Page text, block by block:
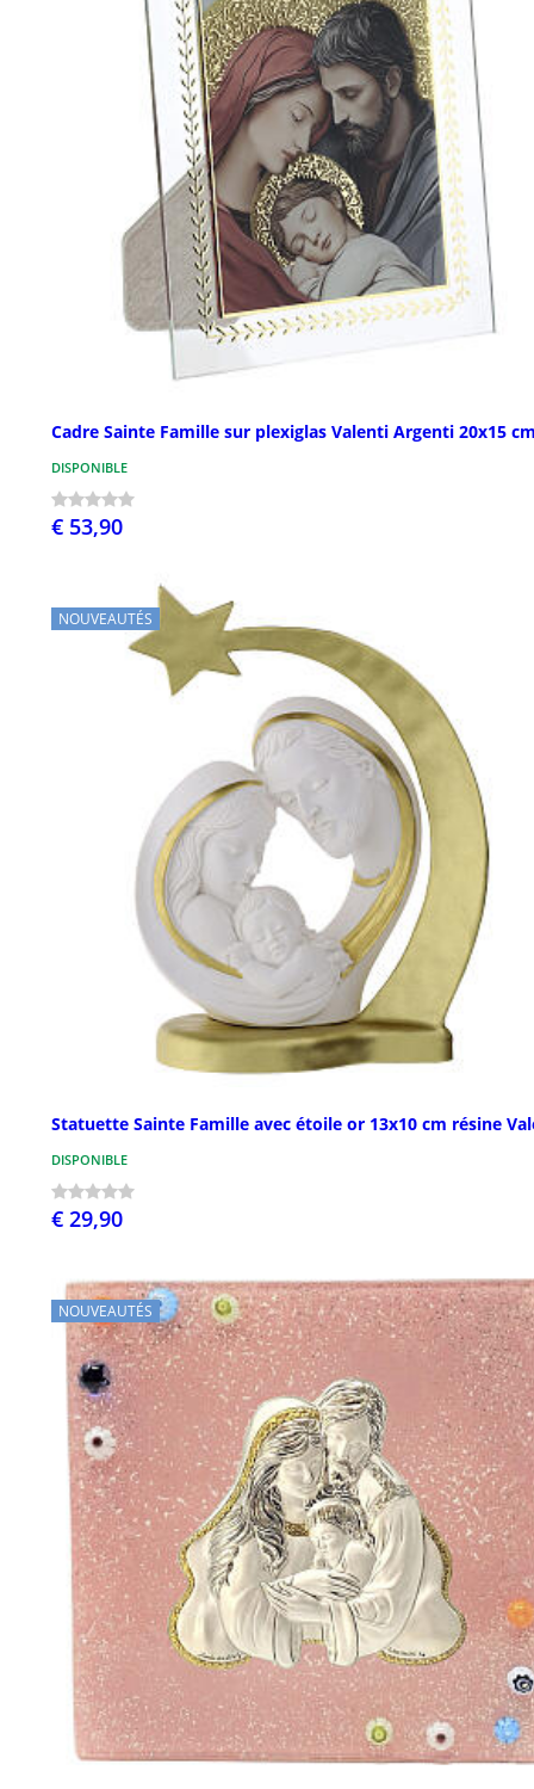
Cadre Sainte Famille sur plexiglas Valenti Argenti 20x15
DISPONIBLE
€ 53,90
NOUVEAUTÉS
Statuette Sainte Famille avec étoile or 13x10 cm résine
DISPONIBLE
€ 29,90
NOUVEAUTÉS